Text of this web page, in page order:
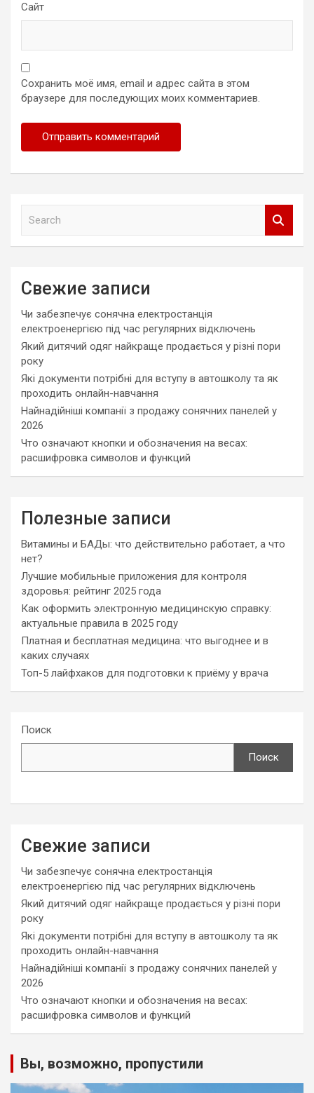
Сайт
Сохранить моё имя, email и адрес сайта в этом
браузере для последующих моих комментариев.
h
Свежие записи
Чи забезпечує сонячна електростанція
електроенергією під час регулярних відключень
Який дитячий одяг найкраще продається у різні пори
року
Які документи потрібні для вступу в автошколу та як
проходить онлайн-навчання
Найнадійніші компанії з продажу сонячних панелей у
2026
Что означают кнопки и обозначения на весах:
расшифровка символов и функций
Полезные записи
Витамины и БАДы: что действительно работает, а что
нет?
Лучшие мобильные приложения для контроля
здоровья: рейтинг 2025 года
Как оформить электронную медицинскую справку:
актуальные правила в 2025 году
Платная и бесплатная медицина: что выгоднее и в
каких случаях
Топ-5 лайфхаков для подготовки к приёму у врача
Поиск
Поиск
Свежие записи
Чи забезпечує сонячна електростанція
електроенергією під час регулярних відключень
Який дитячий одяг найкраще продається у різні пори
року
Які документи потрібні для вступу в автошколу та як
проходить онлайн-навчання
Найнадійніші компанії з продажу сонячних панелей у
2026
Что означают кнопки и обозначения на весах:
расшифровка символов и функций
Вы, возможно, пропустили